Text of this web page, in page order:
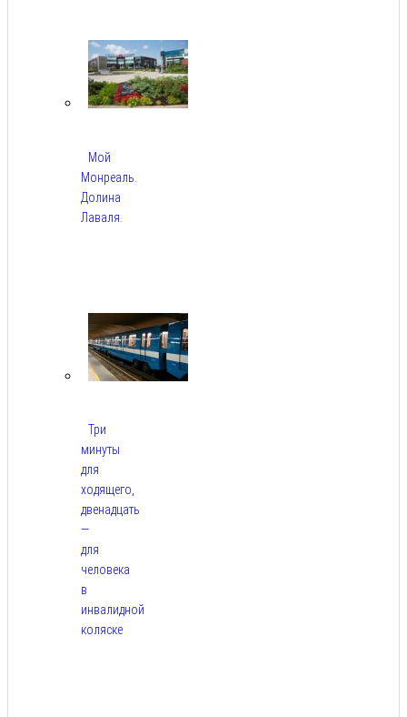
Мой
Монреаль.
Долина
Лаваля.
Три
минуты
для
ходящего,
двенадцать
—
для
человека
в
инвалидной
коляске